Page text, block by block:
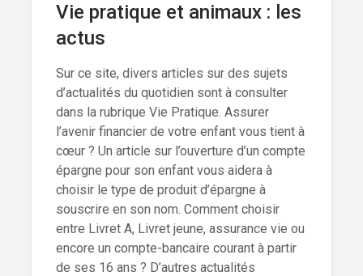
Vie pratique et animaux : les
actus
Sur ce site, divers articles sur des sujets
d’actualités du quotidien sont à consulter
dans la rubrique Vie Pratique. Assurer
l’avenir financier de votre enfant vous tient à
cœur ? Un article sur l’ouverture d’un compte
épargne pour son enfant vous aidera à
choisir le type de produit d’épargne à
souscrire en son nom. Comment choisir
entre Livret A, Livret jeune, assurance vie ou
encore un compte-bancaire courant à partir
de ses 16 ans ? D’autres actualités